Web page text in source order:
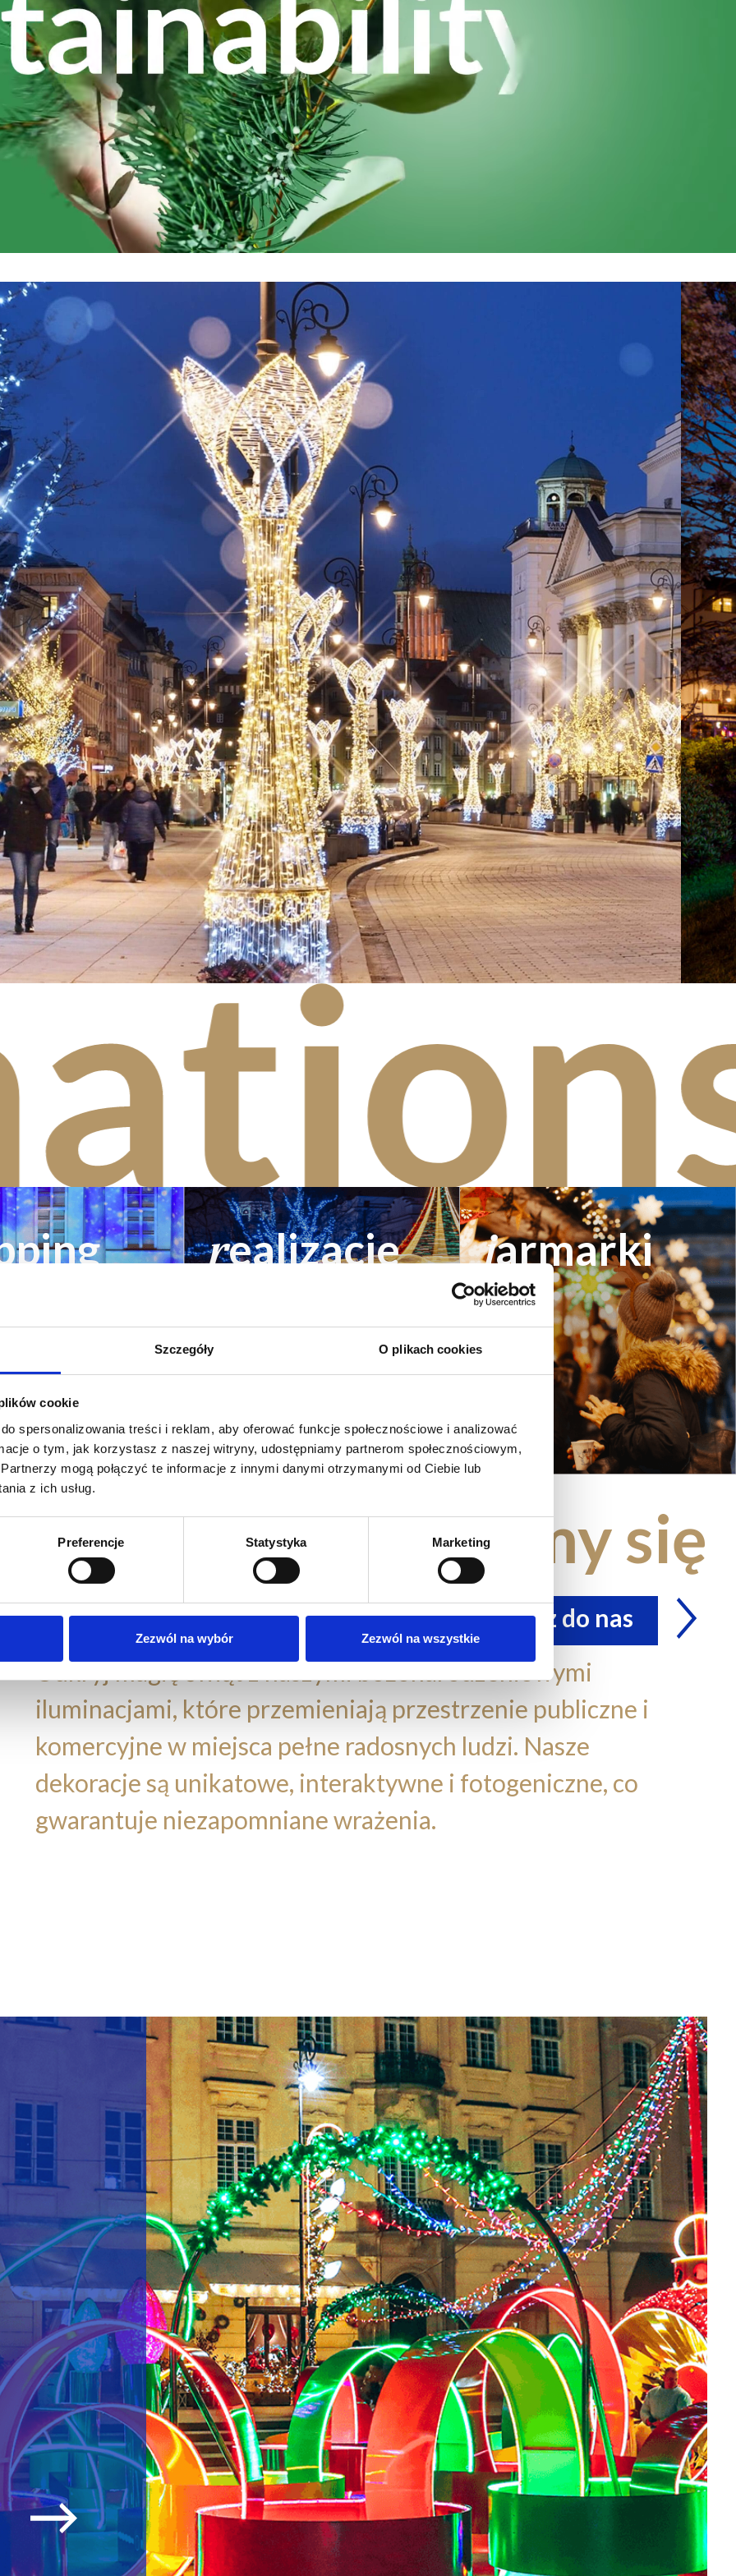
Szczegóły O plikach cookies
cookie
spersonalizowania treści i reklam, aby oferować funkcje społecznościowe i analizować
o tym, jak korzystasz z naszej witryny, udostępniamy partnerom społecznościowym,
mogą połączyć te informacje z innymi danymi otrzymanymi od Ciebie lub
z ich usług.
Preferencje Statystyka Marketing
Zezwól na wybór Zezwól na wszystkie
ilumi
nacje
tema
tyczne
m
realizacje jarmarki
potkajmy się
napisz do nas
Odkryj magię świąt z naszymi bożonarodzeniowymi
iluminacjami, które przemieniają przestrzenie publiczne i
komercyjne w miejsca pełne radosnych ludzi. Nasze
dekoracje są unikatowe, interaktywne i fotogeniczne, co
gwarantuje niezapomniane wrażenia.